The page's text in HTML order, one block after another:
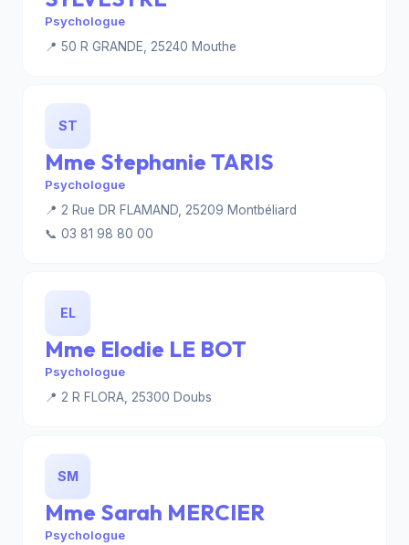
Psychologue
📍 50 R GRANDE, 25240 Mouthe
ST
Mme Stephanie TARIS
Psychologue
📍 2 Rue DR FLAMAND, 25209 Montbéliard
📞 03 81 98 80 00
EL
Mme Elodie LE BOT
Psychologue
📍 2 R FLORA, 25300 Doubs
SM
Mme Sarah MERCIER
Psychologue